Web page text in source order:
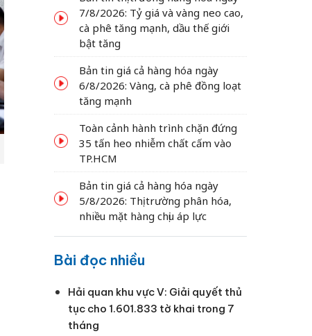
7/8/2026: Tỷ giá và vàng neo cao,
cà phê tăng mạnh, dầu thế giới
bật tăng
Bản tin giá cả hàng hóa ngày
6/8/2026: Vàng, cà phê đồng loạt
tăng mạnh
Toàn cảnh hành trình chặn đứng
35 tấn heo nhiễm chất cấm vào
TP.HCM
Bản tin giá cả hàng hóa ngày
5/8/2026: Thị trường phân hóa,
nhiều mặt hàng chịu áp lực
Bài đọc nhiều
Hải quan khu vực V: Giải quyết thủ
tục cho 1.601.833 tờ khai trong 7
tháng